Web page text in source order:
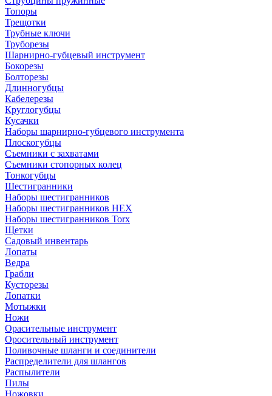
Топоры
Трещотки
Трубные ключи
Труборезы
Шарнирно-губцевый инструмент
Бокорезы
Болторезы
Длинногубцы
Кабелерезы
Круглогубцы
Кусачки
Наборы шарнирно-губцевого инструмента
Плоскогубцы
Съемники с захватами
Съемники стопорных колец
Тонкогубцы
Шестигранники
Наборы шестигранников
Наборы шестигранников HEX
Наборы шестигранников Torx
Щетки
Садовый инвентарь
Лопаты
Ведра
Грабли
Кусторезы
Лопатки
Мотыжки
Ножи
Орасительные инструмент
Оросительный инструмент
Поливочные шланги и соединители
Распределители для шлангов
Распылители
Пилы
Ножовки